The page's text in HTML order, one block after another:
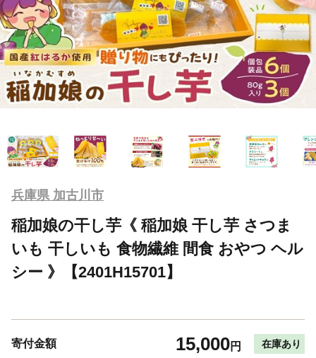
兵庫県 加古川市
稲加娘の干し芋《 稲加娘 干し芋 さつま
いも 干しいも 食物繊維 間食 おやつ ヘル
シー 》【2401H15701】
寄付金額 15,000円 在庫あり